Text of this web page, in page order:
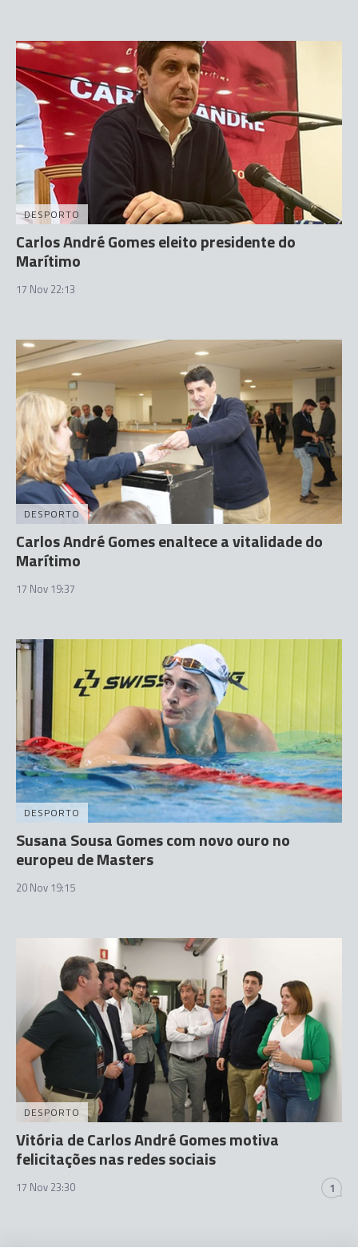
DESPORTO
Carlos André Gomes eleito presidente do
Marítimo
17 Nov 22:13
DESPORTO
Carlos André Gomes enaltece a vitalidade do
Marítimo
17 Nov 19:37
DESPORTO
Susana Sousa Gomes com novo ouro no
europeu de Masters
20 Nov 19:15
DESPORTO
Vitória de Carlos André Gomes motiva
felicitações nas redes sociais
17 Nov 23:30 1